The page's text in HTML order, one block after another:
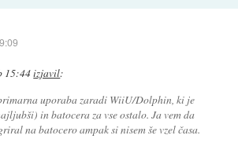
15:44izjavil:
uporaba zaradi WiiU/Dolphin, ki je
in batocera za vse ostalo. Ja vem da
na batocero ampak si nisem še vzel časa.